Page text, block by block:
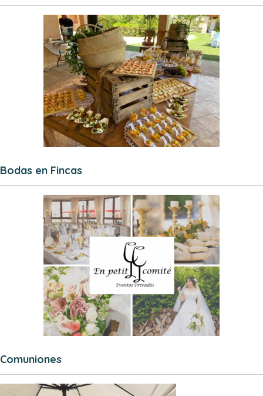
Bodas en Fincas
Comuniones